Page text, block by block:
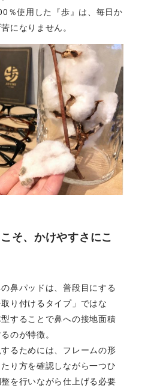
％使用した『歩』は、毎日か
になりません。
そ、かけやすさにこ
鼻パッドは、普段目にする
り付けるタイプ」ではな
することで鼻への接地面積
のが特徴。
るためには、フレームの形
り方を確認しながら一つひ
を行いながら仕上げる必要